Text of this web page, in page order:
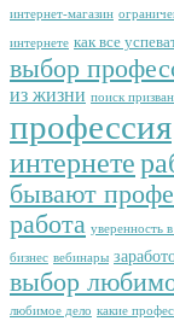
интернет-магазин
интернете как все
выбор
из жизни поиск
профессия
интернете
бывают
работа уверенность
бизнес вебинары
выбор
любимое дело какие